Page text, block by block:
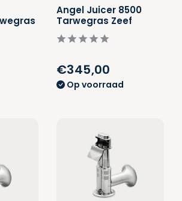
Angel Juicer 8500
Tarwegras Zeef
€345,00
Op voorraad